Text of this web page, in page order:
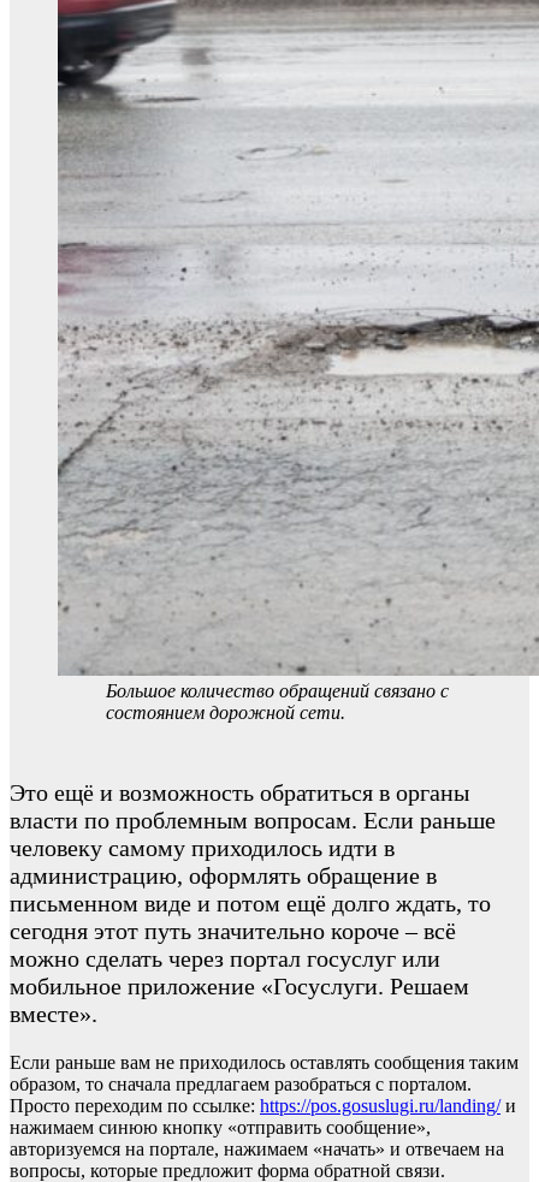
Большое количество обращений связано с
состоянием дорожной сети.
Это ещё и возможность обратиться в органы
власти по проблемным вопросам. Если раньше
человеку самому приходилось идти в
администрацию, оформлять обращение в
письменном виде и потом ещё долго ждать, то
сегодня этот путь значительно короче – всё
можно сделать через портал госуслуг или
мобильное приложение «Госуслуги. Решаем
вместе».
Если раньше вам не приходилось оставлять сообщения таким
образом, то сначала предлагаем разобраться с порталом.
Просто переходим по ссылке: https://pos.gosuslugi.ru/landing/и
нажимаем синюю кнопку «отправить сообщение»,
авторизуемся на портале, нажимаем «начать» и отвечаем на
вопросы, которые предложит форма обратной связи.